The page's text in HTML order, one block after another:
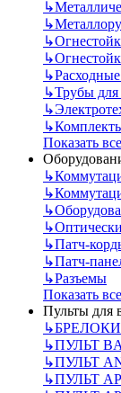
↳
↳
↳
↳
↳
↳Трубы для
↳
↳
Показать
↳
↳
↳
↳
↳Патч-
↳Патч-
↳Разъемы
Показать
Пульты для
↳
↳ПУЛЬТ
↳ПУЛЬТ
↳ПУЛЬТ